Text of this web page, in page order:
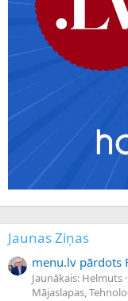
Jaunas Ziņas
menu.lv pārdots
Jaunākais: Helmuts
Mājaslapas,